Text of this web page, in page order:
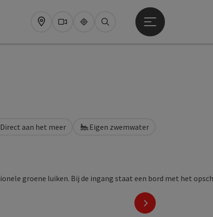
Map WebcamsUpperguide
Zoeken
Startmenu openen
nächstes Element
Direct aan het meer Eigen zwemwater